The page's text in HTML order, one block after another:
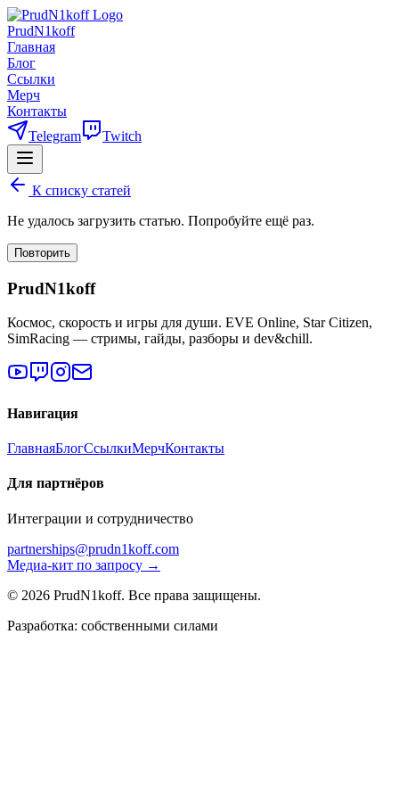
PrudN1koff
Главная
Блог
Ссылки
Мерч
Контакты
Telegram
Twitch
К списку статей
Не удалось загрузить статью. Попробуйте ещё раз.
Повторить
PrudN1koff
Космос, скорость и игры для души. EVE Online, Star Citizen,
SimRacing — стримы, гайды, разборы и dev&chill.
Навигация
ГлавнаяБлогСсылкиМерчКонтакты
Для партнёров
Интеграции и сотрудничество
partnerships@prudn1koff.com
Медиа-кит по запросу →
© 2026 PrudN1koff. Все права защищены.
Разработка: собственными силами